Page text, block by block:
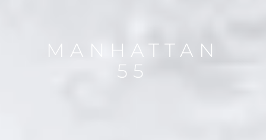
MANHATTAN
55